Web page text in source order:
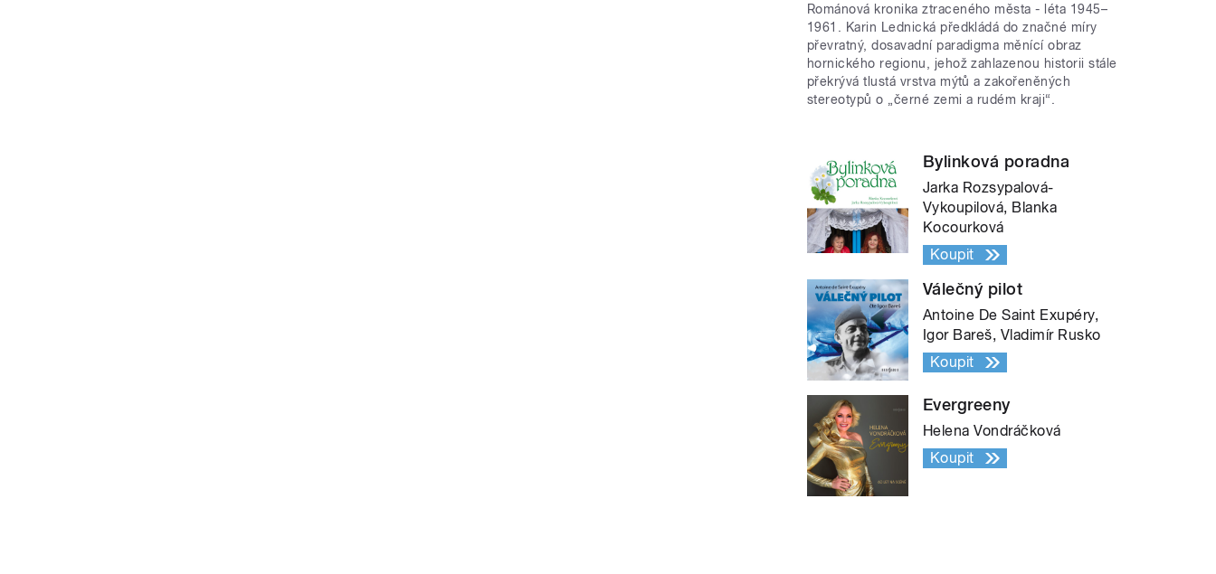
Románová kronika ztraceného města - léta 1945–
1961. Karin Lednická předkládá do značné míry
převratný, dosavadní paradigma měnící obraz
hornického regionu, jehož zahlazenou historii stále
překrývá tlustá vrstva mýtů a zakořeněných
stereotypů o „černé zemi a rudém kraji“.
Bylinková poradna
Jarka Rozsypalová-
Vykoupilová, Blanka
Kocourková
Koupit
Válečný pilot
Antoine De Saint Exupéry,
Igor Bareš, Vladimír Rusko
Koupit
Evergreeny
Helena Vondráčková
Koupit